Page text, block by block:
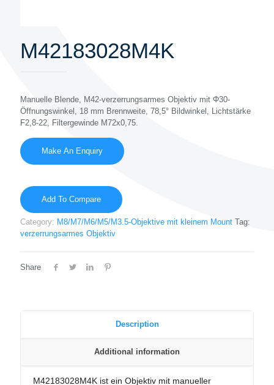
M42183028M4K
Manuelle Blende, M42-verzerrungsarmes Objektiv mit Φ30-
Öffnungswinkel, 18 mm Brennweite, 78,5° Bildwinkel, Lichtstärke
F2,8-22, Filtergewinde M72x0,75.
Add To Compare
Category: M8/M7/M6/M5/M3.5-Objektive mit kleinem Mount Tag:
verzerrungsarmes Objektiv
Share
Description
Additional information
M42183028M4K ist ein Objektiv mit manueller